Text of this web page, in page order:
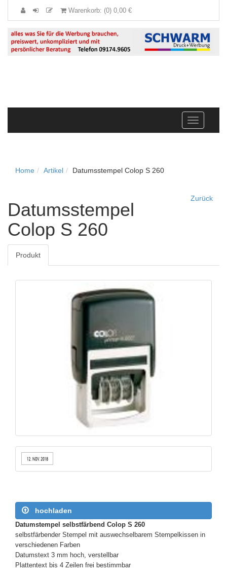
Warenkorb: (0) 0,00 €
Navigation
anzeigen
Home Artikel Datumsstempel Colop S 260
Zurück
Datumsstempel
Colop S 260
Produkt
hochladen
Datumstempel selbstfärbend Colop S 260
selbstfärbender Stempel mit auswechselbarem Stempelkissen in
verschiedenen Farben
Datumstext 3 mm hoch, verstellbar
Plattentext bis 4 Zeilen frei bestimmbar